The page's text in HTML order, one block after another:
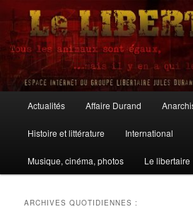
Aller
contenu
principal
Aller
contenu
secondaire
Le Libertaire
principal
Actualités Affaire Durand
Histoire et littérature International
Musique, cinéma, photos Le libertaire
ARCHIVES QUOTIDIENNES :